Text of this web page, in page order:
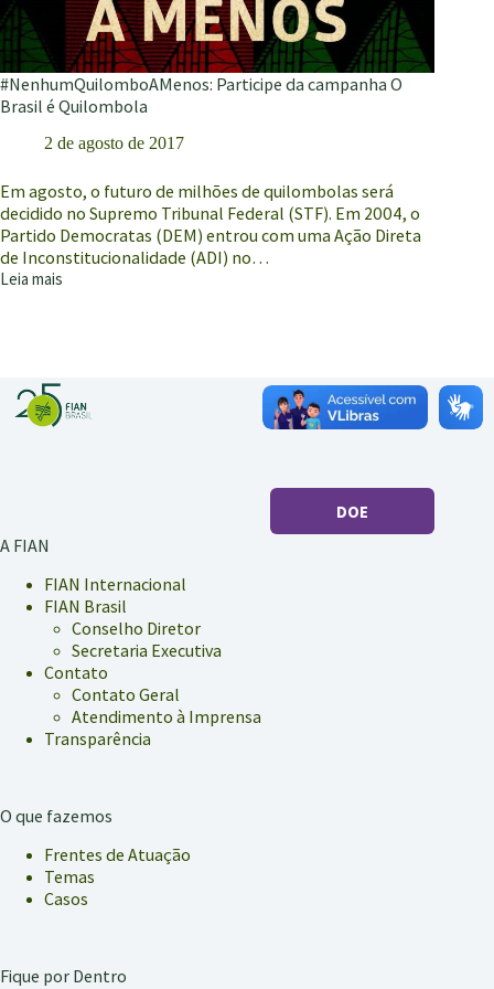
#NenhumQuilomboAMenos: Participe da campanha O
Brasil é Quilombola
2 de agosto de 2017
Em agosto, o futuro de milhões de quilombolas será
decidido no Supremo Tribunal Federal (STF). Em 2004, o
Partido Democratas (DEM) entrou com uma Ação Direta
de Inconstitucionalidade (ADI) no…
Leia mais
#NenhumQuilomboAMenos:
Brasil
Quilombola
DOE
A FIAN
FIAN Internacional
FIAN Brasil
Conselho Diretor
Secretaria Executiva
Contato
Contato Geral
Atendimento à Imprensa
Transparência
O que fazemos
Frentes de Atuação
Temas
Casos
Fique por Dentro